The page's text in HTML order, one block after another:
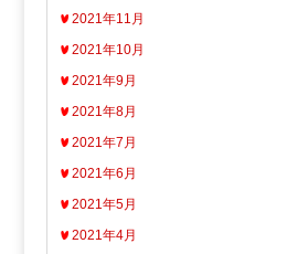
2021年11月
2021年10月
2021年9月
2021年8月
2021年7月
2021年6月
2021年5月
2021年4月